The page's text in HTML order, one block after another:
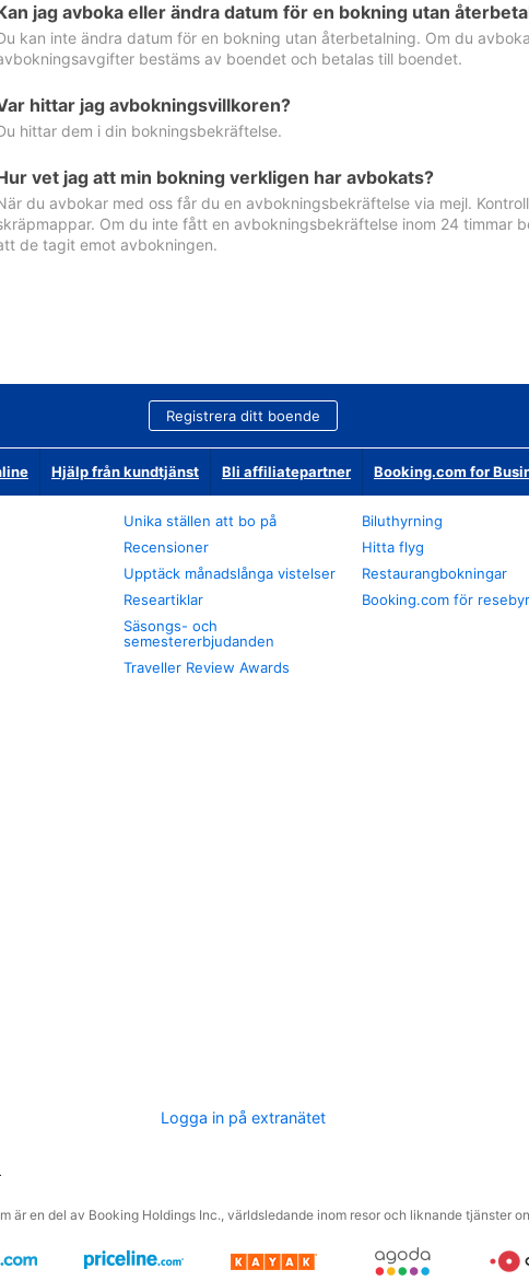
jag avboka eller ändra datum för en bokning utan
kan inte ändra datum för en bokning utan återbetalning. Om du
bestäms av boendet och betalas till boendet.
hittar jag avbokningsvillkoren?
hittar dem i din bokningsbekräftelse.
vet jag att min bokning verkligen har avbokats?
du avbokar med oss får du en avbokningsbekräftelse via mejl.
Om du inte fått en avbokningsbekräftelse inom 24 timmar
de tagit emot avbokningen.
Registrera ditt boende
Hjälp från kundtjänst Bli affiliatepartner Booking.com for
Unika ställen att bo på
Recensioner
Upptäck månadslånga vistelser
Researtiklar
Säsongs- och
semestererbjudanden
Traveller Review Awards
Biluthyrning
Hitta flyg
Restaurangbokningar
Booking.com för
Logga in på extranätet
är en del av Booking Holdings Inc., världsledande inom resor och liknande tjänster